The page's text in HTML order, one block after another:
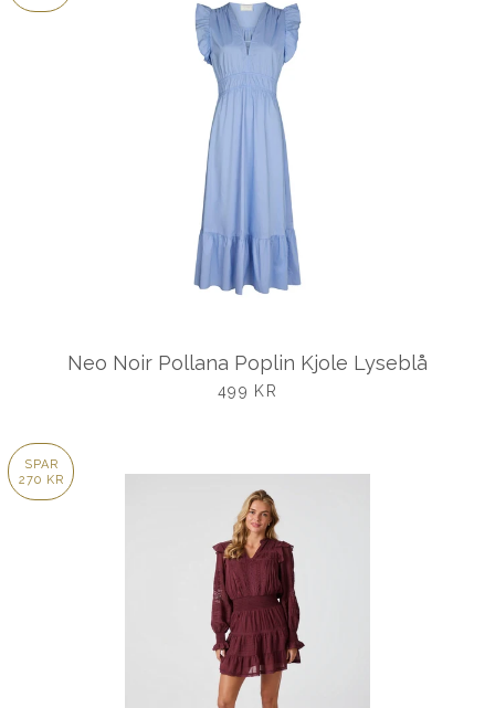
Neo Noir Pollana Poplin Kjole Lyseblå
UDSALGSPRIS
499 KR
SPAR
270 KR